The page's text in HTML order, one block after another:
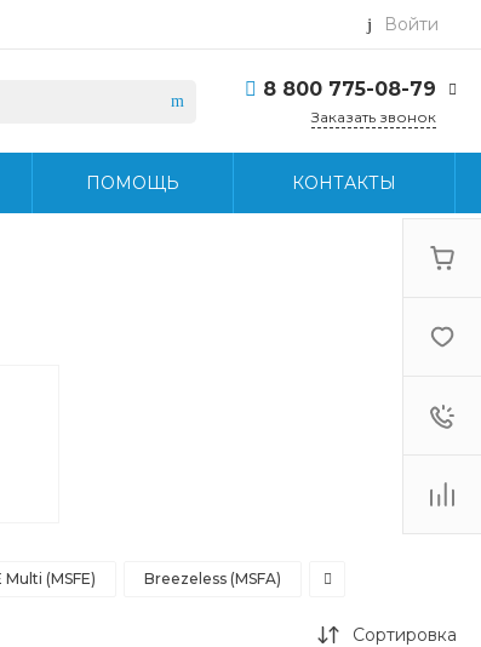
Войти
8 800 775-08-79
г. Москва, БЦ Вятский,
Заказать звонок
ПОМОЩЬ КОНТАКТЫ
(MSFE) Breezeless (MSFA)
Сортировка